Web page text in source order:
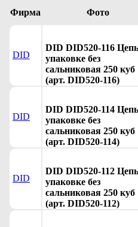
Фирма
Фото
DID
DID DID520-116
упаковке без
сальниковая 250 куб
(арт. DID520-116)
DID
DID DID520-114
упаковке без
сальниковая 250 куб
(арт. DID520-114)
DID
DID DID520-112
упаковке без
сальниковая 250 куб
(арт. DID520-112)